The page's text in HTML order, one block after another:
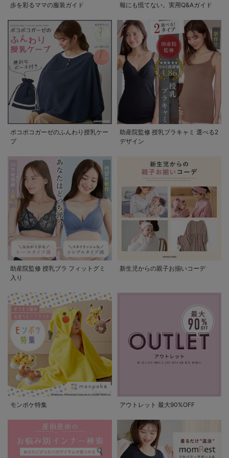
歩を彩るママの服装ガイド
報にも慌てない。実用Q&Aガイド
ポコポコガーゼのふんわり授乳ケー
プ
助産院監修 授乳ブラキャミ 選べる2
デザイン
助産院監修 授乳ブラ フィットグミ
入り
新生児からの親子お揃いコーデ
モンポケ特集 アウトレット 最大90%OFF